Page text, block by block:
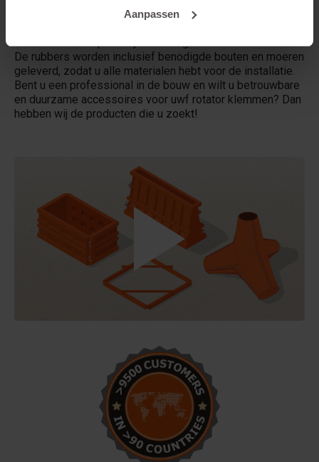
Aanpassen
Betonblock® helpen u tijdens het gebruik van de rotator.
De rubbers worden inclusief benodigde bouten en moeren
geleverd, zodat u alle materialen hebt voor de installatie.
Bent u een professional in de bouw en wilt u betrouwbare
en duurzame accessoires voor uwf rotator klemmen? Dan
hebben wij de producten die u zoekt!